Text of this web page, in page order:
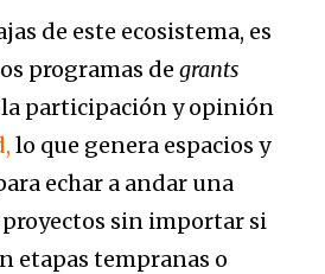
de este ecosistema, es
programas de grants
participación y opinión
lo que genera espacios y
echar a andar una
sin importar si
etapas tempranas o